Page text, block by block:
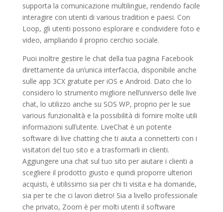
supporta la comunicazione multilingue, rendendo facile
interagire con utenti di various tradition e paesi. Con
Loop, gli utenti possono esplorare e condividere foto e
video, ampliando il proprio cerchio sociale.
Puoi inoltre gestire le chat della tua pagina Facebook
direttamente da un’unica interfaccia, disponibile anche
sulle app 3CX gratuite per iOS e Android. Dato che lo
considero lo strumento migliore nell’universo delle live
chat, lo utilizzo anche su SOS WP, proprio per le sue
various funzionalità e la possibilità di fornire molte utili
informazioni sull’utente. LiveChat è un potente
software di live chatting che ti aiuta a connetterti con i
visitatori del tuo sito e a trasformarli in clienti.
Aggiungere una chat sul tuo sito per aiutare i clienti a
scegliere il prodotto giusto e quindi proporre ulteriori
acquisti, è utilissimo sia per chi ti visita e ha domande,
sia per te che ci lavori dietro! Sia a livello professionale
che privato, Zoom è per molti utenti il software